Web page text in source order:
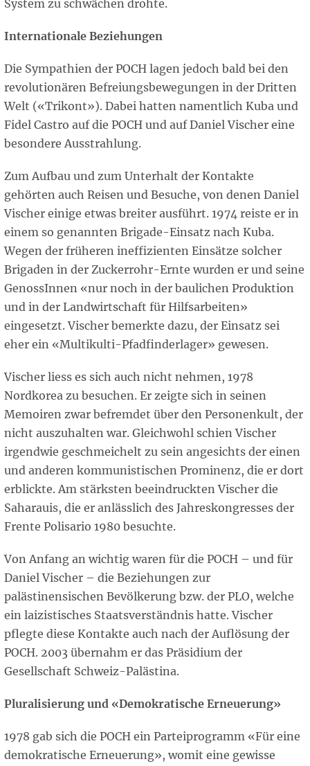
System zu schwächen drohte.
Internationale Beziehungen
Die Sympathien der POCH lagen jedoch bald bei den
revolutionären Befreiungsbewegungen in der Dritten
Welt («Trikont»). Dabei hatten namentlich Kuba und
Fidel Castro auf die POCH und auf Daniel Vischer eine
besondere Ausstrahlung.
Zum Aufbau und zum Unterhalt der Kontakte
gehörten auch Reisen und Besuche, von denen Daniel
Vischer einige etwas breiter ausführt. 1974 reiste er in
einem so genannten Brigade-Einsatz nach Kuba.
Wegen der früheren ineffizienten Einsätze solcher
Brigaden in der Zuckerrohr-Ernte wurden er und seine
GenossInnen «nur noch in der baulichen Produktion
und in der Landwirtschaft für Hilfsarbeiten»
eingesetzt. Vischer bemerkte dazu, der Einsatz sei
eher ein «Multikulti-Pfadfinderlager» gewesen.
Vischer liess es sich auch nicht nehmen, 1978
Nordkorea zu besuchen. Er zeigte sich in seinen
Memoiren zwar befremdet über den Personenkult, der
nicht auszuhalten war. Gleichwohl schien Vischer
irgendwie geschmeichelt zu sein angesichts der einen
und anderen kommunistischen Prominenz, die er dort
erblickte. Am stärksten beeindruckten Vischer die
Saharauis, die er anlässlich des Jahreskongresses der
Frente Polisario 1980 besuchte.
Von Anfang an wichtig waren für die POCH – und für
Daniel Vischer – die Beziehungen zur
palästinensischen Bevölkerung bzw. der PLO, welche
ein laizistisches Staatsverständnis hatte. Vischer
pflegte diese Kontakte auch nach der Auflösung der
POCH. 2003 übernahm er das Präsidium der
Gesellschaft Schweiz-Palästina.
Pluralisierung und «Demokratische Erneuerung»
1978 gab sich die POCH ein Parteiprogramm «Für eine
demokratische Erneuerung», womit eine gewisse